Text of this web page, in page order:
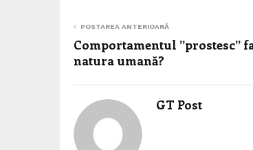
POSTAREA ANTERIOARĂ
Comportamentul ”prostesc”
natura umană?
GT Post